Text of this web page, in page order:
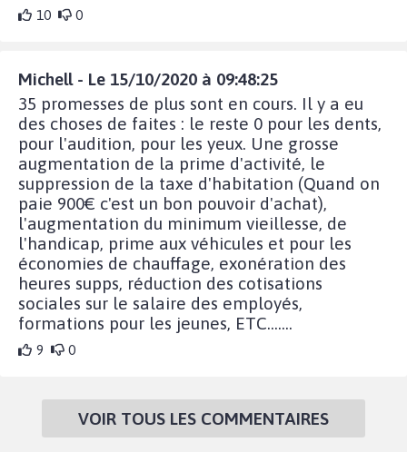
10 0
Michell - Le 15/10/2020 à 09:48:25
35 promesses de plus sont en cours. Il y a eu
des choses de faites : le reste 0 pour les dents,
pour l'audition, pour les yeux. Une grosse
augmentation de la prime d'activité, le
suppression de la taxe d'habitation (Quand on
paie 900€ c'est un bon pouvoir d'achat),
l'augmentation du minimum vieillesse, de
l'handicap, prime aux véhicules et pour les
économies de chauffage, exonération des
heures supps, réduction des cotisations
sociales sur le salaire des employés,
formations pour les jeunes, ETC.......
9 0
VOIR TOUS LES COMMENTAIRES